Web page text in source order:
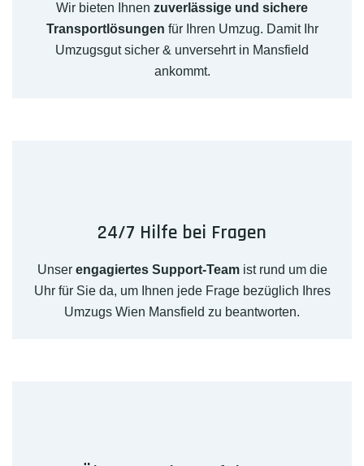
Wir bieten Ihnen zuverlässige und sichere
Transportlösungen für Ihren Umzug. Damit Ihr
Umzugsgut sicher & unversehrt in Mansfield
ankommt.
24/7 Hilfe bei Fragen
Unser engagiertes Support-Teamist rund um die
Uhr für Sie da, um Ihnen jede Frage bezüglich Ihres
Umzugs Wien Mansfield zu beantworten.